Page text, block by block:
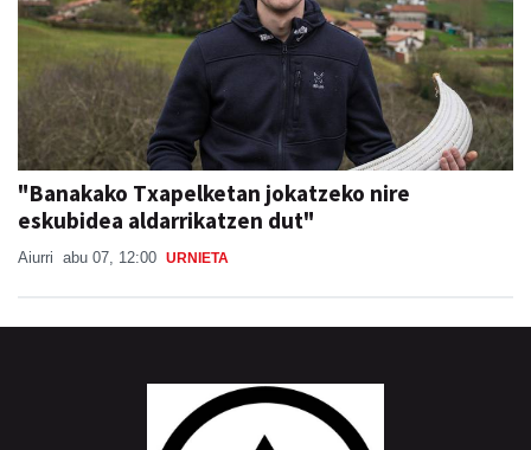
"Banakako Txapelketan jokatzeko nire
eskubidea aldarrikatzen dut"
Aiurri abu 07, 12:00 URNIETA